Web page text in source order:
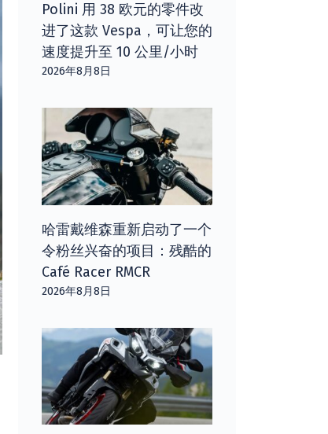
Polini 用 38 欧元的零件改
进了这款 Vespa，可让您的
速度提升至 10 公里/小时
2026年8月8日
哈雷戴维森重新启动了一个
令粉丝兴奋的项目：残酷的
Café Racer RMCR
2026年8月8日